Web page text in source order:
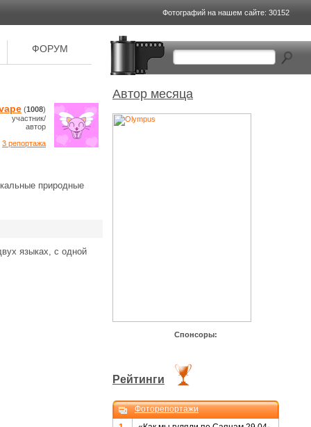
Фотографий на нашем сайте: 30152
ФОРУМ
Автор месяца
(1008)
участник/
автор
3 репортажа
природные
языках, с одной
Спонсоры:
Рейтинги
Фоторепортажи